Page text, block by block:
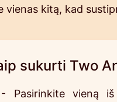
vienas kitą, kad
sukurti Two
Pasirinkite vieną